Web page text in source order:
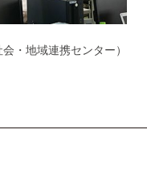
会・地域連携センター）